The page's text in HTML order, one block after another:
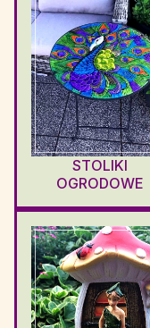
STOLIKI
OGRODOWE